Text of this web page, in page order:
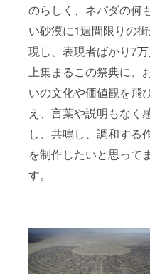
のらしく、ネバダの何
い砂漠に1週間限りの
現し、表現者ばかり7
上集まるこの祭典に、
いの文化や価値観を飛
え、言葉や説明もなく
し、共鳴し、調和する
を制作したいと思ってま
す。